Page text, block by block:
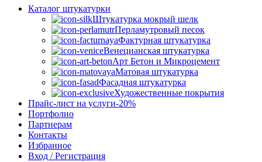
Каталог штукатурки
Штукатурка мокрый шелк
Перламутровый песок
Фактурная штукатурка
Венецианская штукатурка
Арт Бетон и Микроцемент
Матовая штукатурка
Фасадная штукатурка
Художественные покрытия
Прайс-лист на услуги-20%
Портфолио
Партнерам
Контакты
Избранное
Вход / Регистрация